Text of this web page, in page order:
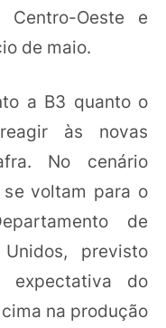
Centro-Oeste e
de maio.
a B3 quanto o
às novas
No cenário
se voltam para o
de
previsto
do
na produção